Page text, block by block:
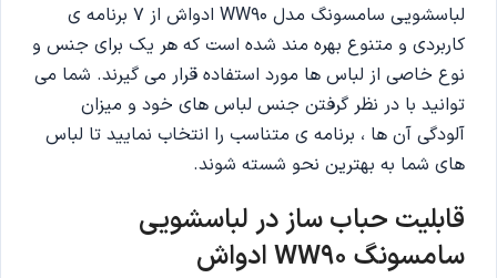
لباسشویی سامسونگ مدل WW90 ادواش از 7 برنامه ی
کاربردی و متنوع بهره مند شده است که هر یک برای جنس و
نوع خاصی از لباس ها مورد استفاده قرار می گیرند. شما می
توانید با در نظر گرفتن جنس لباس های خود و میزان
آلودگی آن ها ، برنامه ی متناسب را انتخاب نمایید تا لباس
های شما به بهترین نحو شسته شوند.
قابلیت حباب ساز در لباسشویی
سامسونگ WW90 ادواش